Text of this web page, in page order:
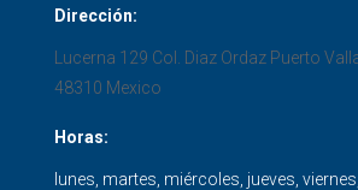
Dirección:
Lucerna 129 Col. Diaz Ordaz Puerto
48310 Mexico
Horas:
lunes, martes, miércoles, jueves,